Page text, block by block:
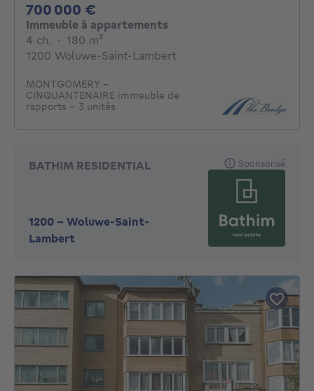
700 000 €
Immeuble à appartements
4 ch. 4 chambres
· 180 m²
1200 Woluwe-Saint-Lambert
MONTGOMERY -
CINQUANTENAIRE immeuble de
rapports - 3 unités
BATHIM RESIDENTIAL
1200 - Woluwe-Saint-
Lambert
Sponsorisé